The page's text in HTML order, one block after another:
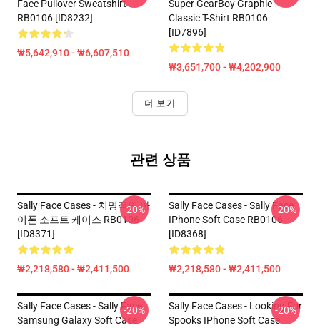
Face Pullover Sweatshirt
RB0106 [ID8232]
₩5,642,910 - ₩6,607,510
Super GearBoy Graphic
Classic T-Shirt RB0106
[ID7896]
₩3,651,700 - ₩4,202,900
더 보기
관련 상품
Sally Face Cases - 치명적인 아
이폰 소프트 케이스 RB0106
[ID8371]
₩2,218,580 - ₩2,411,500
-20%
Sally Face Cases - Sally Face
IPhone Soft Case RB0106
[ID8368]
₩2,218,580 - ₩2,411,500
-20%
Sally Face Cases - Sally Face
Samsung Galaxy Soft Case
-20%
Sally Face Cases - Looking For
Spooks IPhone Soft Case
-20%